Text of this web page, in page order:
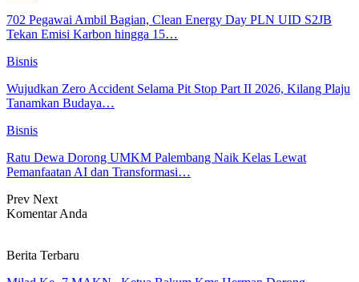
702 Pegawai Ambil Bagian, Clean Energy Day PLN UID S2JB
Tekan Emisi Karbon hingga 15…
Bisnis
Wujudkan Zero Accident Selama Pit Stop Part II 2026, Kilang Plaju
Tanamkan Budaya…
Bisnis
Ratu Dewa Dorong UMKM Palembang Naik Kelas Lewat
Pemanfaatan AI dan Transformasi…
Prev Next
Komentar Anda
Berita Terbaru